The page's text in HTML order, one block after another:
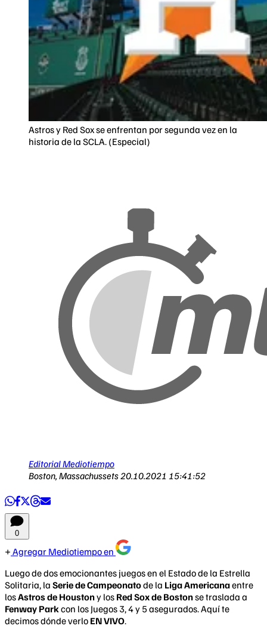
Astros y Red Sox se enfrentan por segunda vez en la
historia de la SCLA. (Especial)
Editorial Mediotiempo
Boston, Massachussets20.10.2021 15:41:52
0
Agregar Mediotiempo en
Luego de dos emocionantes juegos en el Estado de la Estrella
Solitaria, la Serie de Campeonatode la Liga Americanaentre
losAstros de Houstony los Red Sox de Bostonse traslada a
Fenway Park con los Juegos 3, 4 y 5 asegurados. Aquí te
decimos dónde verlo EN VIVO.